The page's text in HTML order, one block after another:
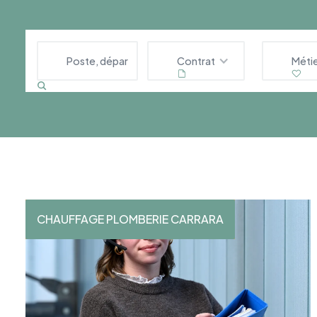
Contrat
CHAUFFAGE PLOMBERIE CARRARA